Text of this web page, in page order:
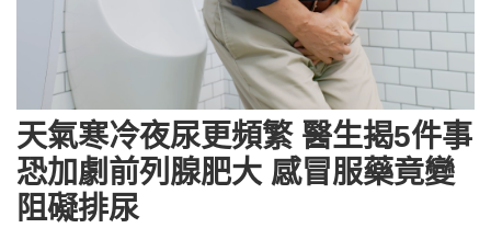
天氣寒冷夜尿更頻繁 醫生揭5件事
恐加劇前列腺肥大 感冒服藥竟變
阻礙排尿